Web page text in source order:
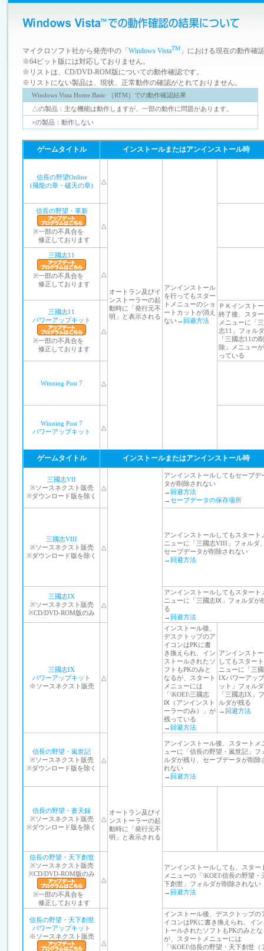
マイクロソフト社から発売中の「 Windows VistaTM 」における現在の動作確
※64ビット版には対応しておりません。
※リストは、CD/DVD-ROM版についての動作確認です。
※リストにない製品は、現状、正常動作の確認がとれておりません。
Windows Vista Home Basic ［RTM］での動作確認結果
△の製品：主な機能は動作しますが、一部の動作に問題があります。
×の製品：動作しない
ゲームタイトル インストールまたはアンインストール時
信長の野望Online
(飛龍の章・破天の章)
△
オートラン及びイ
ンストーラーの起
動時に「発行元不
明」と表示される
アンインストール
を行ってもスター
トメニューのショ
ートカットが消え
ない→ 回避方法
信長の野望・革新
※一部の不具合を
修正しております
△
三國志11
※一部の不具合を
修正しております
△
三國志11
パワーアップキット
※一部の不具合を
修正しております
△
ＰＫインスト
終了後、スタ
メニューに「
志11」フォル
「三國志11の削
除」メニュー
っている
Winning Post 7 △
Winning Post 7
パワーアップキット
△
ゲームタイトル インストールまたはアンインストール時
三國志VII
※ソースネクスト販売
※ダウンロード版を除く
△
オートラン及びイ
ンストーラーの起
動時に「発行元不
明」と表示される
アンインストールしてもセーブデ
タが削除されない
→ 回避方法
→セーブデータの保存場所
三國志VIII
※ソースネクスト販売
※ダウンロード版を除く
△
アンインストールしてもスタート
ニューに「三國志VIII」フォルダ
セーブデータが削除されない
→ 回避方法
三國志IX
※ソースネクスト販売
※CD/DVD-ROM版のみ
△
アンインストールしてもスタート
ニューに「三國志Ⅸ」フォルダが
る
→ 回避方法
三國志IX
パワーアップキット
※ソースネクスト販売
△
インストール後、
デスクトップのア
イコンはPKに書
き換えられ、イン
ストールされたソ
フトもPKのみと
なるが、スタート
メニューには
「\KOEI\三國志
Ⅸ（アンインスト
ーラーのみ）」が
残っている
→ 回避方法
アンインスト
してもスター
ニューに「三
IXパワーアッ
ット」フォル
「三國志IX」
ルダが残る
→ 回避方法
信長の野望・嵐世記
※ソースネクスト販売
※ダウンロード版を除く
△
アンインストール後、スタートメ
ューに「信長の野望・嵐世記」フ
ルダが残り、セーブデータが削除
れない
→ 回避方法
信長の野望・蒼天録
※ソースネクスト販売
※ダウンロード版を除く
△
信長の野望・天下創世
※ソースネクスト販売
※CD/DVD-ROM版のみ
※一部の不具合を
修正しております
△
アンインストールしても、スター
メニューの「\KOEI\信長の野望・
下創世」フォルダが削除されない
→ 回避方法
信長の野望・天下創世
パワーアップキット
※ソースネクスト販売
△
インストール後、デスクトップの
イコンはPKに書き換えられ、イン
トールされたソフトもPKのみとな
が、スタートメニューには
「\KOEI\信長の野望・天下創世（